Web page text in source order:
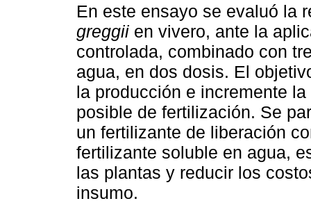
En este ensayo se evaluó la
greggii en vivero, ante la
controlada, combinado con
agua, en dos dosis. El
la producción e incremente
posible de fertilización. Se
un fertilizante de liberación
fertilizante soluble en agua,
las plantas y reducir los
insumo.